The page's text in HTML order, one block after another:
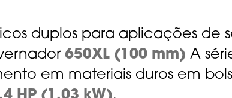
duplos para aplicações de
650XL (100 mm) A
em materiais duros em